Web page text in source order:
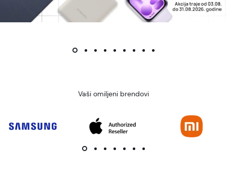
Vaši omiljeni brendovi